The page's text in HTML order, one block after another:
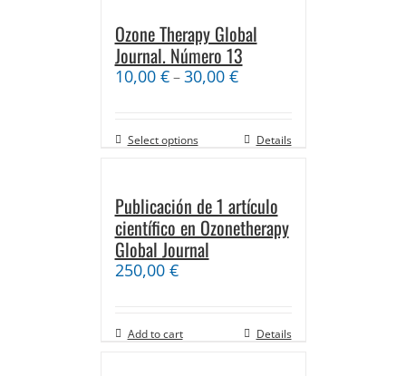
Ozone Therapy Global
Journal. Número 13
10,00 €–30,00 €
Select options Details
Publicación de 1 artículo
científico en Ozonetherapy
Global Journal
250,00 €
Add to cart Details